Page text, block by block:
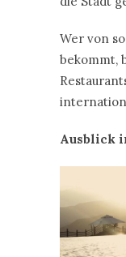
Wer von
bekommt,
Ausblick